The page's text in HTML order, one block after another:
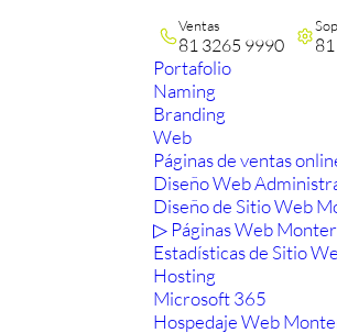
Ventas
81 3265 9990
Portafolio
Naming
Branding
Web
Páginas de ventas
Diseño Web
Diseño de Sitio Web
▷ Páginas Web
Estadísticas de Sitio
Hosting
Microsoft 365
Hospedaje Web